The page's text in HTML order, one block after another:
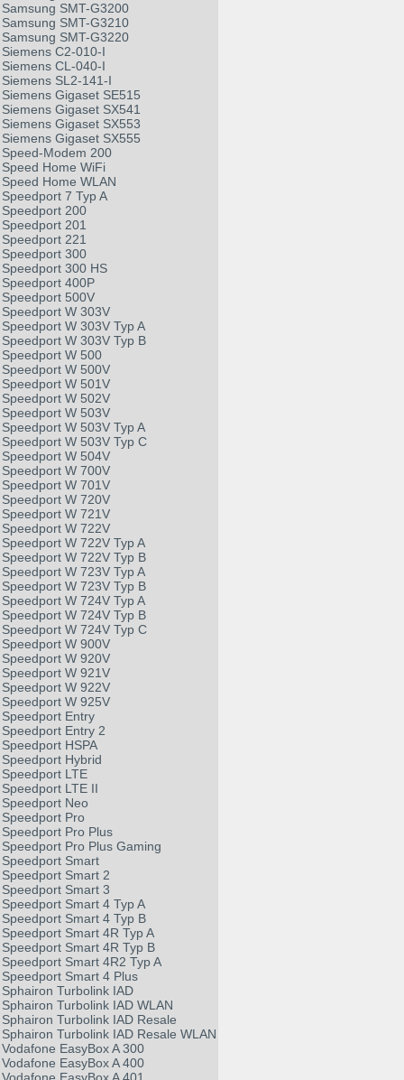
Samsung SMT-G3200
Samsung SMT-G3210
Samsung SMT-G3220
Siemens C2-010-I
Siemens CL-040-I
Siemens SL2-141-I
Siemens Gigaset SE515
Siemens Gigaset SX541
Siemens Gigaset SX553
Siemens Gigaset SX555
Speed-Modem 200
Speed Home WiFi
Speed Home WLAN
Speedport 7 Typ A
Speedport 200
Speedport 201
Speedport 221
Speedport 300
Speedport 300 HS
Speedport 400P
Speedport 500V
Speedport W 303V
Speedport W 303V Typ A
Speedport W 303V Typ B
Speedport W 500
Speedport W 500V
Speedport W 501V
Speedport W 502V
Speedport W 503V
Speedport W 503V Typ A
Speedport W 503V Typ C
Speedport W 504V
Speedport W 700V
Speedport W 701V
Speedport W 720V
Speedport W 721V
Speedport W 722V
Speedport W 722V Typ A
Speedport W 722V Typ B
Speedport W 723V Typ A
Speedport W 723V Typ B
Speedport W 724V Typ A
Speedport W 724V Typ B
Speedport W 724V Typ C
Speedport W 900V
Speedport W 920V
Speedport W 921V
Speedport W 922V
Speedport W 925V
Speedport Entry
Speedport Entry 2
Speedport HSPA
Speedport Hybrid
Speedport LTE
Speedport LTE II
Speedport Neo
Speedport Pro
Speedport Pro Plus
Speedport Pro Plus Gaming
Speedport Smart
Speedport Smart 2
Speedport Smart 3
Speedport Smart 4 Typ A
Speedport Smart 4 Typ B
Speedport Smart 4R Typ A
Speedport Smart 4R Typ B
Speedport Smart 4R2 Typ A
Speedport Smart 4 Plus
Sphairon Turbolink IAD
Sphairon Turbolink IAD WLAN
Sphairon Turbolink IAD Resale
Sphairon Turbolink IAD Resale WLAN
Vodafone EasyBox A 300
Vodafone EasyBox A 400